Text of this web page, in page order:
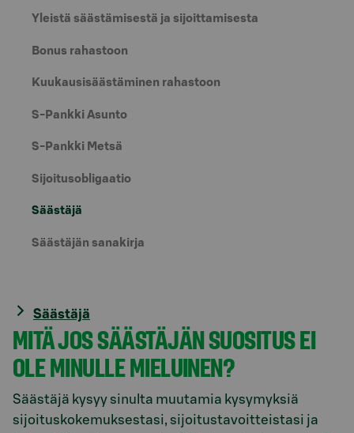
Yleistä säästämisestä ja sijoittamisesta
Bonus rahastoon
Kuukausisäästäminen rahastoon
S-Pankki Asunto
S-Pankki Metsä
Sijoitusobligaatio
Säästäjä
Säästäjän sanakirja
Säästäjä
MITÄ JOS SÄÄSTÄJÄN SUOSITUS EI
OLE MINULLE MIELUINEN?
Säästäjä kysyy sinulta muutamia kysymyksiä
sijoituskokemuksestasi, sijoitustavoitteistasi ja